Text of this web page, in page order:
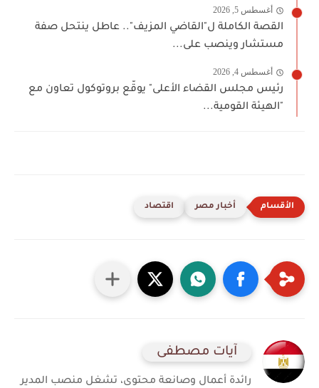
أغسطس 5, 2026
القصة الكاملة ل"القاضي المزيف".. عاطل ينتحل صفة
مستشار وينصب على...
أغسطس 4, 2026
رئيس مجلس القضاء الأعلى" يوقّع بروتوكول تعاون مع
"الهيئة القومية...
أخبار مصر اقتصاد
آيات مصطفى
رائدة أعمال وصانعة محتوى، تشغل منصب المدير